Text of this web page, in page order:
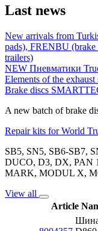
Last news
New arrivals from
pads), FRENBU
trailers)
NEW Пневматики
Elements of the
Brake discs
A new batch of brake
Repair kits for World
SB5, SN5, SB6-SB7,
DUCO, D3, DX, PAN
MARK, MODUL X,
View all
Article
Шина